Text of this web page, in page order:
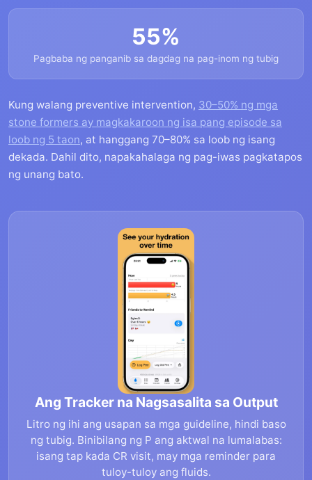
55%
Pagbaba ng panganib sa dagdag na pag-inom ng tubig
Kung walang preventive intervention, 30–50% ng mga
stone formers ay magkakaroon ng isa pang episode sa
loob ng 5 taon, at hanggang 70–80% sa loob ng isang
dekada. Dahil dito, napakahalaga ng pag-iwas pagkatapos
ng unang bato.
Ang Tracker na Nagsasalita sa Output
Litro ng ihi ang usapan sa mga guideline, hindi baso
ng tubig. Binibilang ng P ang aktwal na lumalabas:
isang tap kada CR visit, may mga reminder para
tuloy-tuloy ang fluids.